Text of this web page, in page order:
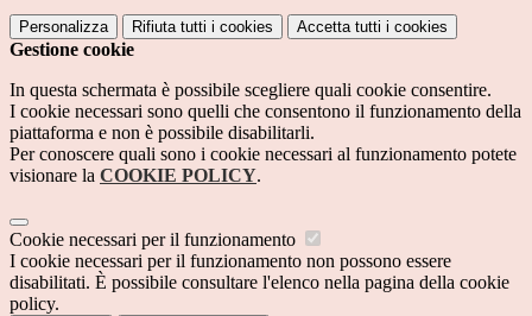
Personalizza Rifiuta tutti i cookies Accetta tutti i cookies
Gestione cookie
In questa schermata è possibile scegliere quali cookie consentire.
I cookie necessari sono quelli che consentono il funzionamento della
piattaforma e non è possibile disabilitarli.
Per conoscere quali sono i cookie necessari al funzionamento potete
visionare la COOKIE POLICY.
Cookie necessari per il funzionamento
I cookie necessari per il funzionamento non possono essere
disabilitati. È possibile consultare l'elenco nella pagina della cookie
policy.